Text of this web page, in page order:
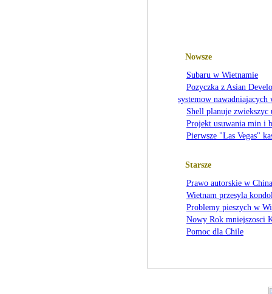
Nowsze
Subaru w Wietnamie
Pozyczka z Asian
systemow nawadniajacych
Shell planuje
Projekt usuwania min i
Pierwsze "Las Vegas"
Starsze
Prawo autorskie w
Wietnam przesyla
Problemy pieszych w
Nowy Rok mniejszosci
Pomoc dla Chile